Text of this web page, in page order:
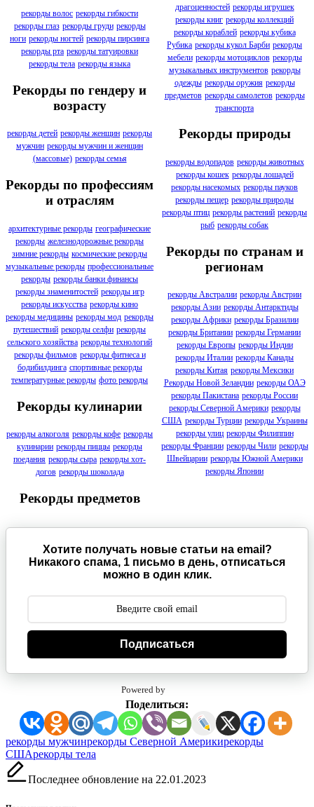
рекорды волос рекорды гибкости
рекорды глаз рекорды груди рекорды
ноги рекорды ногтей рекорды пирсинга
рекорды рта рекорды татуировки
рекорды тела рекорды языка
Рекорды по гендеру и
возрасту
рекорды детей рекорды женщин рекорды
мужчин рекорды мужчин и женщин
(массовые) рекорды семья
Рекорды по профессиям
и отраслям
архитектурные рекорды географические
рекорды железнодорожные рекорды
зимние рекорды космические рекорды
музыкальные рекорды профессиональные
рекорды рекорды банки финансы
рекорды знаменитостей рекорды игр
рекорды искусства рекорды кино
рекорды медицины рекорды мод рекорды
путешествий рекорды селфи рекорды
сельского хозяйства рекорды технологий
рекорды фильмов рекорды фитнеса и
бодибилдинга спортивные рекорды
температурные рекорды фото рекорды
Рекорды кулинарии
рекорды алкоголя рекорды кофе рекорды
кулинарии рекорды пиццы рекорды
поедания рекорды сыра рекорды хот-
догов рекорды шоколада
Рекорды предметов
драгоценностей рекорды игрушек
рекорды книг рекорды коллекций
рекорды кораблей рекорды кубика
Рубика рекорды кукол Барби рекорды
мебели рекорды мотоциклов рекорды
музыкальных инструментов рекорды
одежды рекорды оружия рекорды
предметов рекорды самолетов рекорды
транспорта
Рекорды природы
рекорды водопадов рекорды животных
рекорды кошек рекорды лошадей
рекорды насекомых рекорды пауков
рекорды пещер рекорды природы
рекорды птиц рекорды растений рекорды
рыб рекорды собак
Рекорды по странам и
регионам
рекорды Австралии рекорды Австрии
рекорды Азии рекорды Антарктиды
рекорды Африки рекорды Бразилии
рекорды Британии рекорды Германии
рекорды Европы рекорды Индии
рекорды Италии рекорды Канады
рекорды Китая рекорды Мексики
Рекорды Новой Зеландии рекорды ОАЭ
рекорды Пакистана рекорды России
рекорды Северной Америки рекорды
США рекорды Турции рекорды Украины
рекорды улиц рекорды Филиппин
рекорды Франции рекорды Чили рекорды
Швейцарии рекорды Южной Америки
рекорды Японии
Хотите получать новые статьи на email?
Никакого спама, 1 письмо в день, отписаться
можно в один клик.
Подписаться
Powered by
Поделиться:
Метки:
рекорды мужчинрекорды Северной Америкирекорды
СШАрекорды тела
Последнее обновление на 22.01.2023